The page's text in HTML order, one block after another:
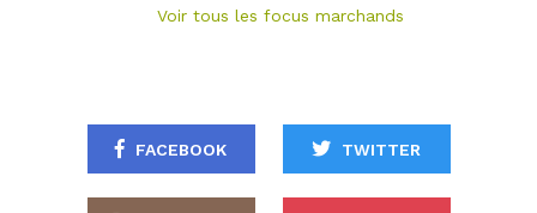
Voir tous les focus marchands
FACEBOOK TWITTER